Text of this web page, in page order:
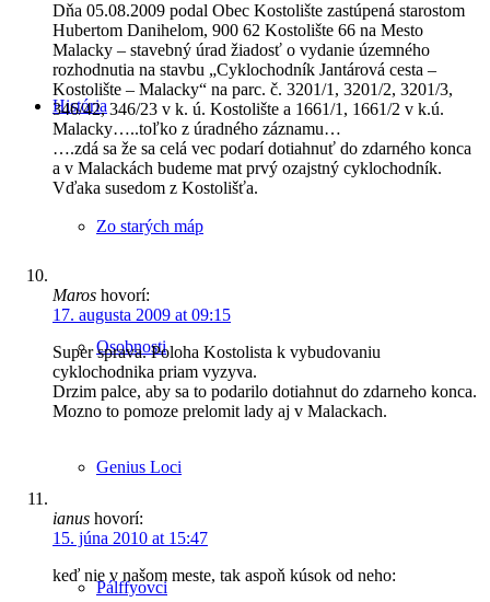
História
Zo starých máp
Osobnosti
Genius Loci
Pálffyovci
Dňa 05.08.2009 podal Obec Kostolište zastúpená starostom
Hubertom Danihelom, 900 62 Kostolište 66 na Mesto
Malacky – stavebný úrad žiadosť o vydanie územného
rozhodnutia na stavbu „Cyklochodník Jantárová cesta –
Kostolište – Malacky“ na parc. č. 3201/1, 3201/2, 3201/3,
346/42, 346/23 v k. ú. Kostolište a 1661/1, 1661/2 v k.ú.
Malacky…..toľko z úradného záznamu…
….zdá sa že sa celá vec podarí dotiahnuť do zdarného konca
a v Malackách budeme mat prvý ozajstný cyklochodník.
Vďaka susedom z Kostolišťa.
Maros hovorí:
17. augusta 2009 at 09:15
Super sprava. Poloha Kostolista k vybudovaniu
cyklochodnika priam vyzyva.
Drzim palce, aby sa to podarilo dotiahnut do zdarneho konca.
Mozno to pomoze prelomit lady aj v Malackach.
ianus hovorí:
15. júna 2010 at 15:47
keď nie v našom meste, tak aspoň kúsok od neho: